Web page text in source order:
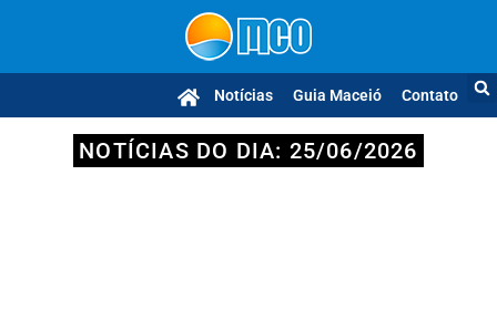
Notícias Guia Maceió Contato
NOTÍCIAS DO DIA: 25/06/2026